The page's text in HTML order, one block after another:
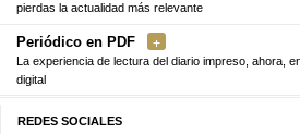
pierdas la actualidad más relevante
Periódico en PDF
La experiencia de lectura del diario impreso, ahora,
digital
REDES SOCIALES